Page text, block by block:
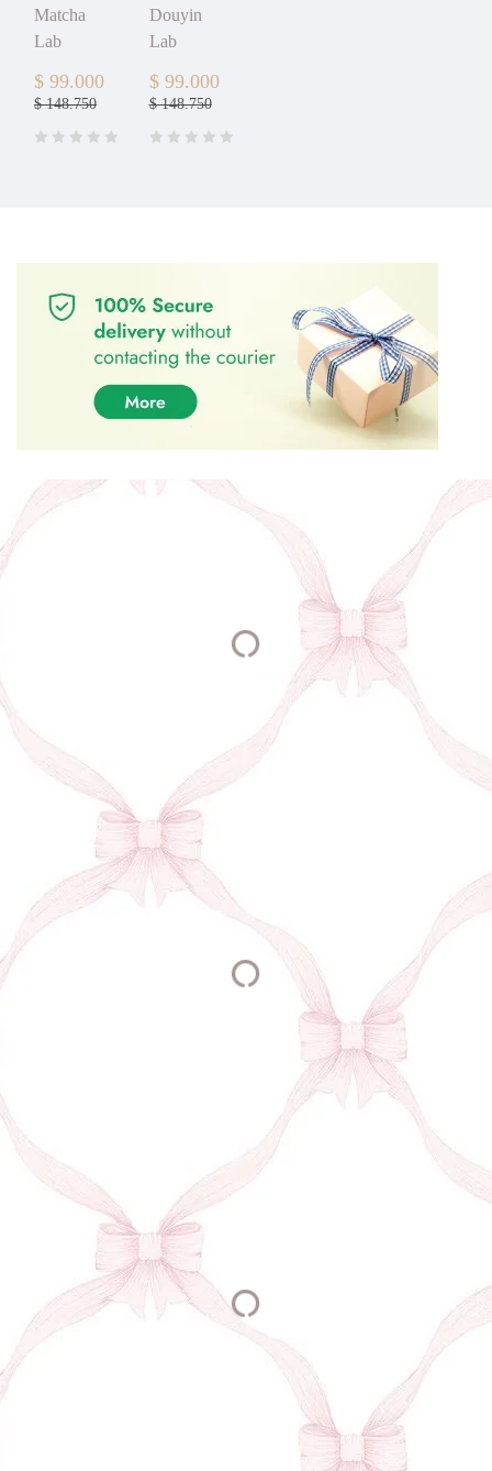
Matcha
Lab
$148.750
$ 99.000
Douyin
Lab
$148.750
$99.000